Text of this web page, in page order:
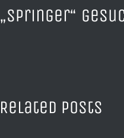
Larger
„Springer“
Related Posts